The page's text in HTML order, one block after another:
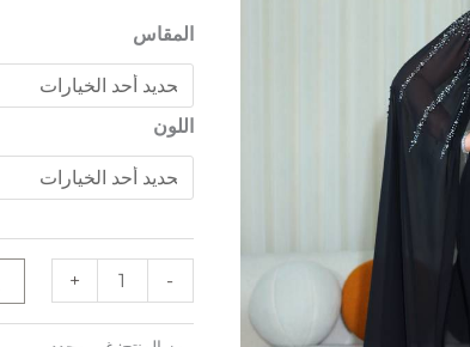
المقاس
اللون
-
+